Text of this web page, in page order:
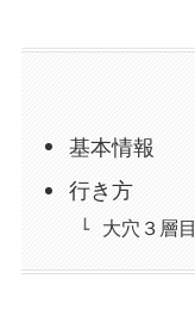
基本情報
行き方
大穴３層目